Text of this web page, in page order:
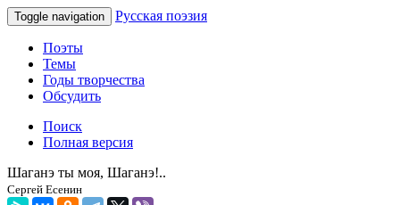
Toggle navigation Русская поэзия
Поэты
Темы
Годы творчества
Обсудить
Поиск
Полная версия
Шаганэ ты моя, Шаганэ!..
Сергей Есенин